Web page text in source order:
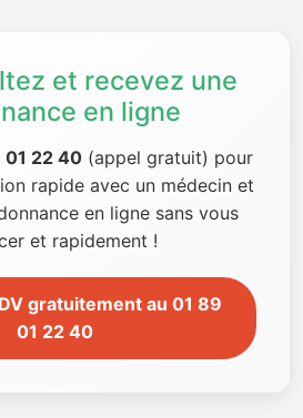
et recevez une
en ligne
01 22 40(appel gratuit) pour
rapide avec un médecin et
en ligne sans vous
et rapidement !
gratuitement au 01 89
01 22 40